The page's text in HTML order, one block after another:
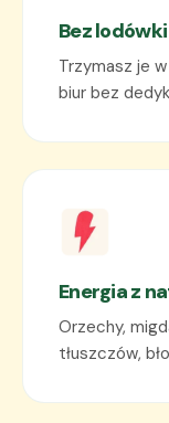
Bez lodówki
Trzymasz je
biur bez
Energia z
Orzechy,
tłuszczów,